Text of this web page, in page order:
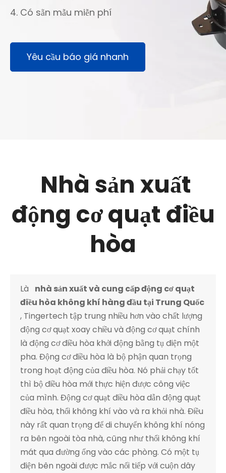
4. Có sẵn mẫu miễn phí
Yêu cầu báo giá nhanh
Nhà sản xuất
động cơ quạt điều
hòa
Là nhà sản xuất và cung cấp động cơ quạt
điều hòa không khí hàng đầu tại Trung Quốc
, Tingertech tập trung nhiều hơn vào chất lượng
động cơ quạt xoay chiều và động cơ quạt chính
là động cơ điều hòa khởi động bằng tụ điện một
pha. Động cơ điều hòa là bộ phận quan trọng
trong hoạt động của điều hòa. Nó phải chạy tốt
thì bộ điều hòa mới thực hiện được công việc
của mình. Động cơ quạt điều hòa dẫn động quạt
điều hòa, thổi không khí vào và ra khỏi nhà. Điều
này rất quan trọng để di chuyển không khí nóng
ra bên ngoài tòa nhà, cũng như thổi không khí
mát qua đường ống vào các phòng. Có một tụ
điện bên ngoài được mắc nối tiếp với cuộn dây